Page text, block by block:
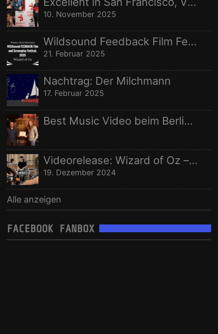
WELTRAUMSTUDIOS WIZARD OF OZ
10. November 2025
Wildsound Feedback Film Festival: Beste Regie
21. Februar 2025
Nachtrag: Der Milchmann
17. Februar 2025
Best Music Video beim Berlin Independent Film Festival
Videorelease: Wizard of Oz – feat. Rhani Krija, Michalina Malisz & Ross Ainslie
19. Dezember 2024
Alle anzeigen
FACEBOOK FANBOX